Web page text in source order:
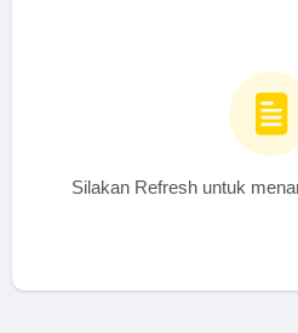
Silakan Refresh untuk